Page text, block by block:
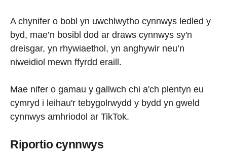
A chynifer o bobl yn uwchlwytho cynnwys ledled y
byd, mae’n bosibl dod ar draws cynnwys sy'n
dreisgar, yn rhywiaethol, yn anghywir neu’n
niweidiol mewn ffyrdd eraill.
Mae nifer o gamau y gallwch chi a'ch plentyn eu
cymryd i leihau'r tebygolrwydd y bydd yn gweld
cynnwys amhriodol ar TikTok.
Riportio cynnwys